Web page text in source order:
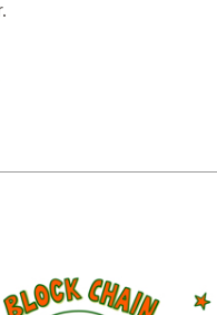
Business
Business
para Innovación en